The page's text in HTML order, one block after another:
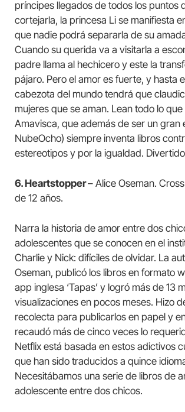
príncipes llegados de todos los puntos
cortejarla, la princesa Li se manifiesta
que nadie podrá separarla de su
Cuando su querida va a visitarla a
padre llama al hechicero y este la
pájaro. Pero el amor es fuerte, y hasta
cabezota del mundo tendrá que
mujeres que se aman. Lean todo lo
Amavisca, que además de ser un gran
NubeOcho) siempre inventa libros
estereotipos y por la igualdad.
6. Heartstopper– Alice Oseman.
de 12 años.
Narra la historia de amor entre dos
adolescentes que se conocen en el
Charlie y Nick: difíciles de olvidar. La
Oseman, publicó los libros en formato
app inglesa ‘Tapas’ y logró más de 13
visualizaciones en pocos meses. Hizo
recolecta para publicarlos en papel y
recaudó más de cinco veces lo
Netflix está basada en estos adictivos
que han sido traducidos a quince
Necesitábamos una serie de libros de
adolescente entre dos chicos.